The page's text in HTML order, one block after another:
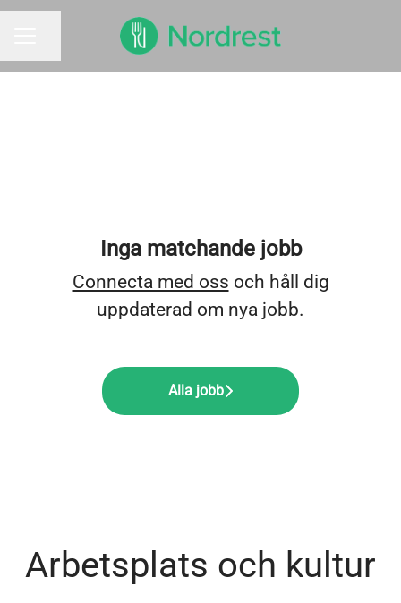
Inga matchande jobb
Connecta med oss och håll dig
uppdaterad om nya jobb.
Alla jobb
Arbetsplats och kultur